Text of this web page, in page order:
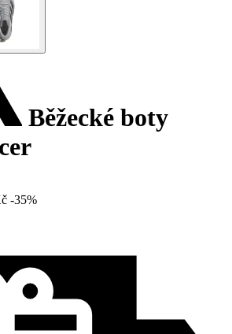
Běžecké boty
-35%